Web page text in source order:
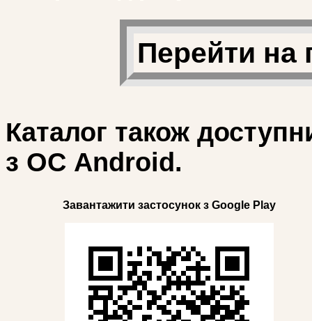
Перейти на
Каталог також
з ОС Android.
Завантажити застосунок з Google Play